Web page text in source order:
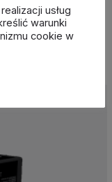
usług
warunki
cookie w